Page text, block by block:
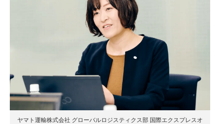
ヤマト運輸株式会社 グローバルロジスティクス部 国際エクスプレスオ